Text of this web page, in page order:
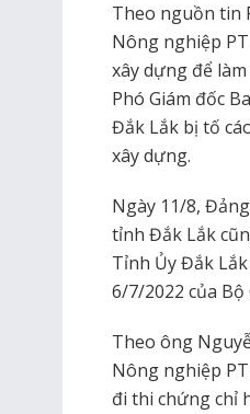
Theo nguồn tin
Nông nghiệp
xây dựng để
Phó Giám đốc
Đắk Lắk bị tố
xây dựng.
Ngày 11/8,
tỉnh Đắk Lắk
Tỉnh Ủy Đắk
6/7/2022 của
Theo ông
Nông nghiệp
đi thi chứng chỉ